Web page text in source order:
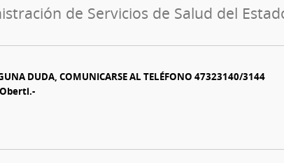
de Servicios de Salud del
DUDA, COMUNICARSE AL TELÉFONO 47323140/3144